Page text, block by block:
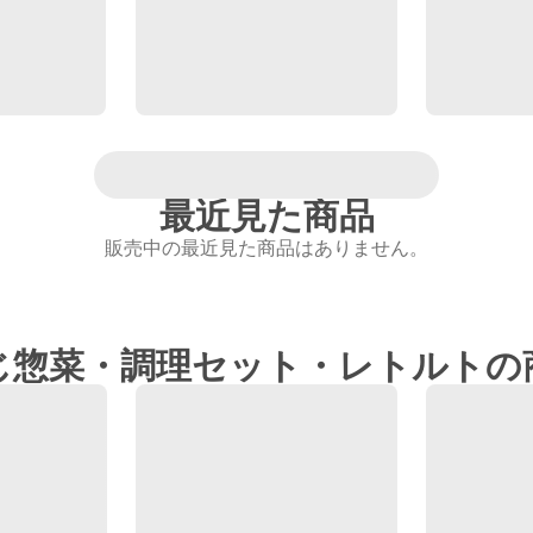
最近見た商品
販売中の最近見た商品はありません。
惣菜・調理セット・レトルトの